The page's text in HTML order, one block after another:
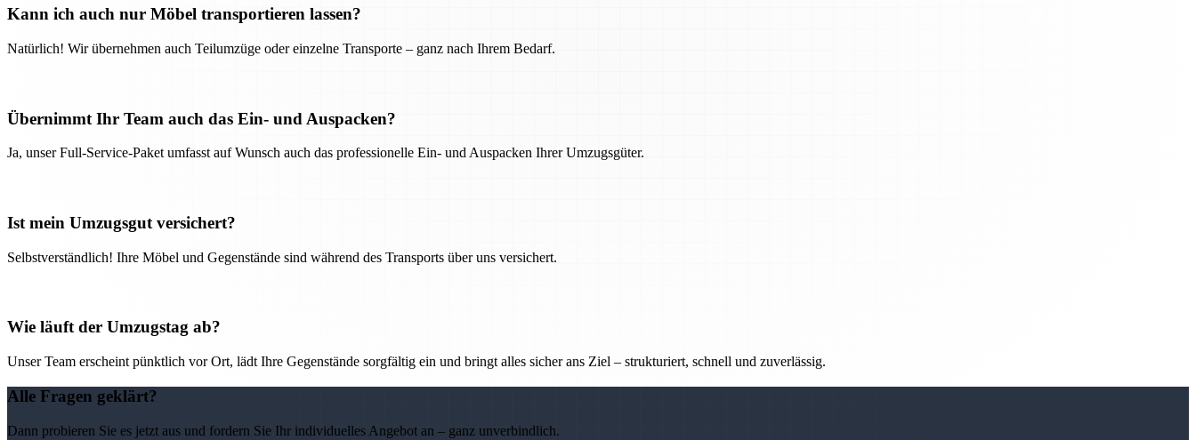
Kann ich auch nur Möbel transportieren lassen?
Natürlich! Wir übernehmen auch Teilumzüge oder einzelne Transporte – ganz nach Ihrem Bedarf.
Übernimmt Ihr Team auch das Ein- und Auspacken?
Ja, unser Full-Service-Paket umfasst auf Wunsch auch das professionelle Ein- und Auspacken Ihrer Umzugsgüter.
Ist mein Umzugsgut versichert?
Selbstverständlich! Ihre Möbel und Gegenstände sind während des Transports über uns versichert.
Wie läuft der Umzugstag ab?
Unser Team erscheint pünktlich vor Ort, lädt Ihre Gegenstände sorgfältig ein und bringt alles sicher ans Ziel – strukturiert, schnell und zuverlässig.
Alle Fragen geklärt?
Dann probieren Sie es jetzt aus und fordern Sie Ihr individuelles Angebot an – ganz unverbindlich.